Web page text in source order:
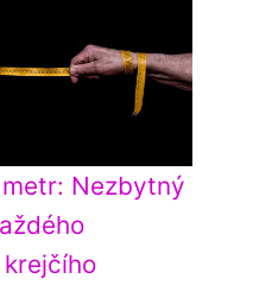
Nezbytný